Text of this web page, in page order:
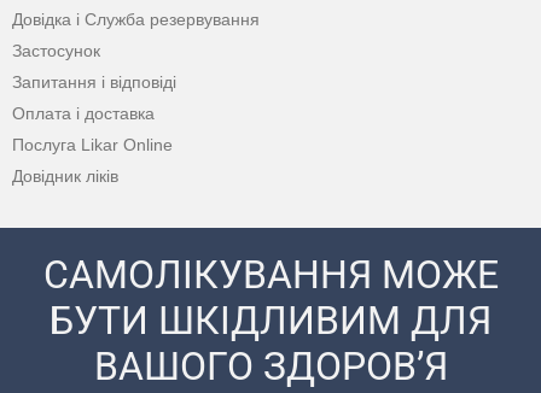
Довідка і Служба резервування
Застосунок
Запитання і відповіді
Оплата і доставка
Послуга Likar Online
Довідник ліків
САМОЛІКУВАННЯ МОЖЕ
БУТИ ШКІДЛИВИМ ДЛЯ
ВАШОГО ЗДОРОВ’Я